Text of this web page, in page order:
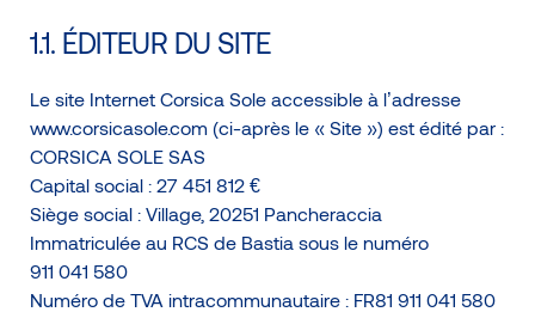
1.1. ÉDITEUR DU SITE
Le site Internet Corsica Sole accessible à l’adresse
www.corsicasole.com (ci-après le « Site ») est édité par :
CORSICA SOLE SAS
Capital social : 27 451 812 €
Siège social : Village, 20251 Pancheraccia
Immatriculée au RCS de Bastia sous le numéro
911 041 580
Numéro de TVA intracommunautaire : FR81 911 041 580